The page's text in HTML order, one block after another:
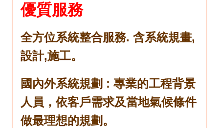
優質服務
全方位系統整合服務. 含系統規畫,
設計,施工。
國內外系統規劃 : 專業的工程背景
人員，依客戶需求及當地氣候條件
做最理想的規劃。